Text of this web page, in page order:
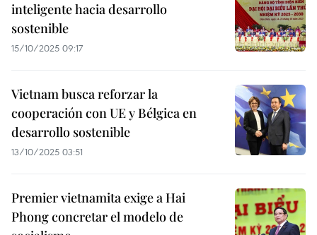
inteligente hacia desarrollo
sostenible
15/10/2025 09:17
Vietnam busca reforzar la
cooperación con UE y Bélgica en
desarrollo sostenible
13/10/2025 03:51
Premier vietnamita exige a Hai
Phong concretar el modelo de